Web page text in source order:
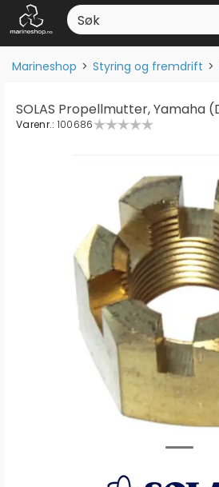
Marineshop>Styring og fremdrift
SOLAS Propellmutter, Yamaha
Varenr.: 100686